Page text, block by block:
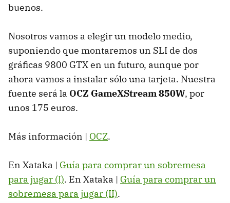
buenos.
Nosotros vamos a elegir un modelo medio,
suponiendo que montaremos un SLI de dos
gráficas 9800 GTX en un futuro, aunque por
ahora vamos a instalar sólo una tarjeta. Nuestra
fuente será la OCZ GameXStream 850W, por
unos 175 euros.
Más información | OCZ.
En Xataka | Guía para comprar un sobremesa
para jugar (I). En Xataka | Guía para comprar un
sobremesa para jugar (II).